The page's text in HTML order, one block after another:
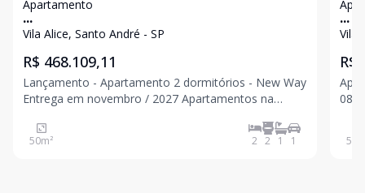
Apartamento
...
Vila Alice, Santo André - SP
R$ 468.109,11
Lançamento - Apartamento 2 dormitórios - New Way
Entrega em novembro / 2027 Apartamentos na
sacada gourmet, plantas inteligentes de até 48,21
m², deposito privativo e vaga determinada e coberta.
50m² 2 2 1 1
...
Vila
R$
08/2025 2 Dormitórios
57